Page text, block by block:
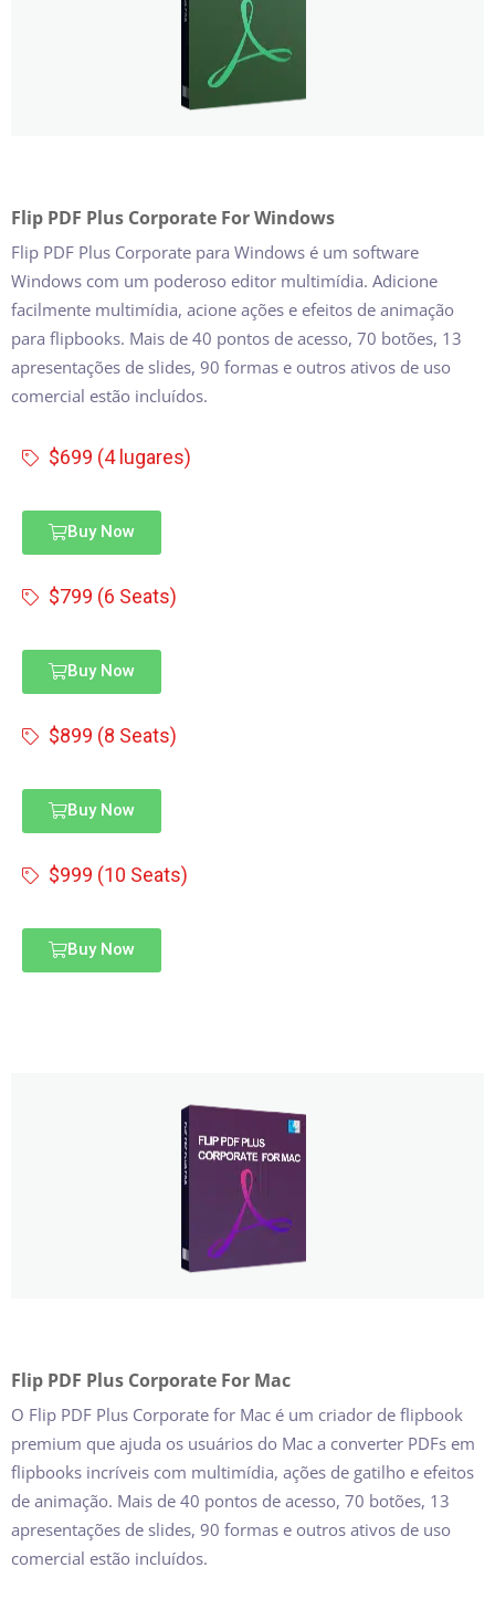
Flip PDF Plus Corporate For Windows
Flip PDF Plus Corporate para Windows é um software
Windows com um poderoso editor multimídia. Adicione
facilmente multimídia, acione ações e efeitos de animação
para flipbooks. Mais de 40 pontos de acesso, 70 botões, 13
apresentações de slides, 90 formas e outros ativos de uso
comercial estão incluídos.
$699 (4 lugares)
Buy Now
$799 (6 Seats)
Buy Now
$899 (8 Seats)
Buy Now
$999 (10 Seats)
Buy Now
Flip PDF Plus Corporate For Mac
O Flip PDF Plus Corporate for Mac é um criador de flipbook
premium que ajuda os usuários do Mac a converter PDFs em
flipbooks incríveis com multimídia, ações de gatilho e efeitos
de animação. Mais de 40 pontos de acesso, 70 botões, 13
apresentações de slides, 90 formas e outros ativos de uso
comercial estão incluídos.